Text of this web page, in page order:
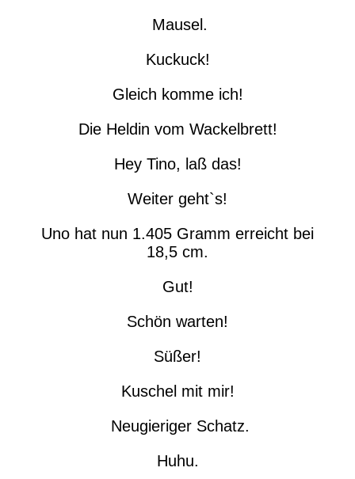
Mausel.
Kuckuck!
Gleich komme ich!
Die Heldin vom Wackelbrett!
Hey Tino, laß das!
Weiter geht`s!
Uno hat nun 1.405 Gramm erreicht bei
18,5 cm.
Gut!
Schön warten!
Süßer!
Kuschel mit mir!
Neugieriger Schatz.
Huhu.